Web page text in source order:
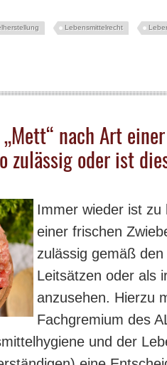
Lebensmittelrecht
nach Art
zulässig oder ist
Immer wieder ist zu
einer frischen
zulässig gemäß
Leitsätzen oder als
anzusehen. Hierzu
Fachgremium des
und der